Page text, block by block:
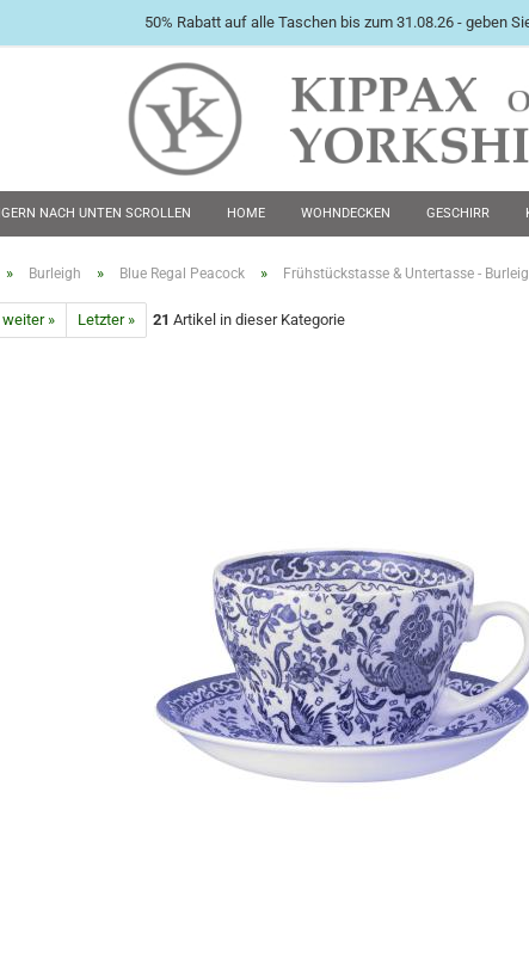
50% Rabatt auf alle Taschen bis zum 31.08.26 - geben
NACH UNTEN SCROLLEN HOME WOHNDECKEN GESCHIRR
» Burleigh » Blue Regal Peacock » Frühstückstasse & Untertasse -
weiter » Letzter » 21 Artikel in dieser Kategorie